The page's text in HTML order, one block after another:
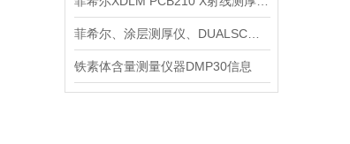
铁素体含量测量仪器DMP30信息